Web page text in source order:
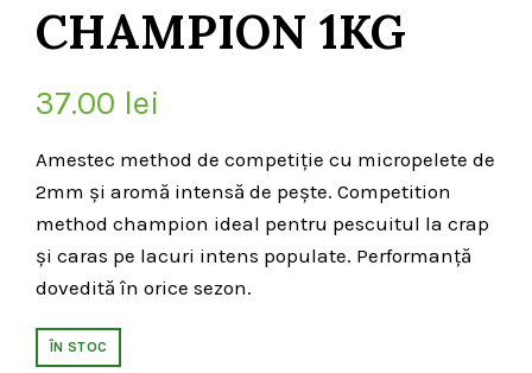
CHAMPION 1KG
37.00 lei
Amestec method de competiție cu micropelete de
2mm și aromă intensă de pește. Competition
method champion ideal pentru pescuitul la crap
și caras pe lacuri intens populate. Performanță
dovedită în orice sezon.
ÎN STOC